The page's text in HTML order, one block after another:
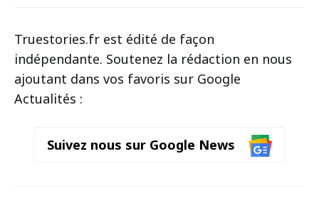
Truestories.fr est édité de façon
indépendante. Soutenez la rédaction en nous
ajoutant dans vos favoris sur Google
Actualités :
Suivez nous sur Google News